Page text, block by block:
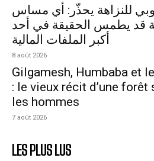
للنزاهة يحذّر: أي مساس
قد يطمس الحقيقة في أحد
أكبر الملفات المالية
8 août 2026
Gilgamesh, Humbaba et
: le vieux récit d’une
les hommes
7 août 2026
LES PLUS LUS